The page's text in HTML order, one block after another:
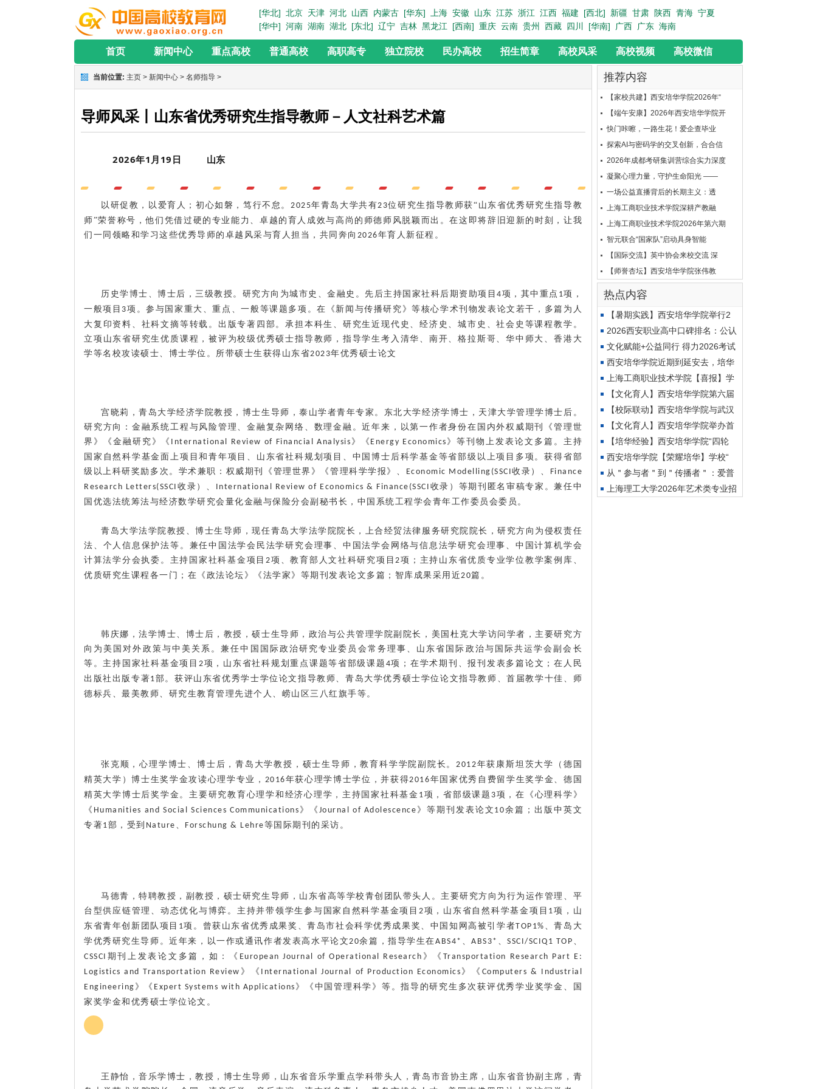
[华北] 北京 天津 河北 山西 内蒙古 [华东] 上海 安徽 山东 江苏 浙江 江西 福建 [西北] 新疆 甘肃 陕西 青海 宁夏
[华中] 河南 湖南 湖北 [东北] 辽宁 吉林 黑龙江 [西南] 重庆 云南 贵州 西藏 四川 [华南] 广西 广东 海南
首页 新闻中心 重点高校 普通高校 高职高专 独立院校 民办高校 招生简章 高校风采 高校视频 高校微信
当前位置: 主页 > 新闻中心 > 名师指导 >
导师风采丨山东省优秀研究生指导教师－人文社科艺术篇
2026年1月19日 山东
以研促教，以爱育人；初心如磐，笃行不怠。2025年青岛大学共有23位研究生指导教师获“ 山东省优秀研究生指导教
师”荣誉称号，他们凭借过硬的专业能力、卓越的育人成效与高尚的师德师风脱颖而出。在这即将辞旧迎新的时刻，让我
们一同领略和学习这些优秀导师的卓越风采与育人担当 ，共同奔向 2026年育人新征程。
历史学博士、博士后，三级教授。研究方向为城市史、金融史。先后主持国家社科后期资助项目 4项， 其中重点 1项，
一般项目 3项。参与国家重大、重点、一般等课题多项。在《新闻与传播研究》等核心学术刊物发表论文若干，多篇为人
大复印资料、社科文摘等转载。出版专著四部。承担本科生、研究生近现代史、经济史、城市史、社会史等课程教学。
立项山东省研究生优质课程，被评为校级优秀硕士指导教师，指导学生考入清华、南开、格拉斯哥、华中师大、香港大
学等名校攻读硕士、博士学位 。所带硕士生获得山东省2023年优秀硕士论文
宫晓莉，青岛大学经济学院教授，博士生导师，泰山学者青年专家。东北大学经济学博士，天津大学管理学博士后。
研究方向：金融系统工程与风险管理、金融复杂网络、数理金融。近年来，以第一作者身份在国内外权威期刊《管理世
界》《金融研究》《 International Review of Financial Analysis 》《 Energy Economics 》等刊物上发表论文多篇。主持
国家自然科学基金面上项目和青年项目、山东省社科规划项目、中国博士后科学基金等省部级以上项目多项。获得省部
级以上科研奖励多次。学术兼职：权威期刊《管理世界》《管理科学学报》、 Economic Modelling(SSCI收录）、 Finance
Research Letters(SSCI 收录）、 International Review of Economics & Finance(SSCI 收录）等期刊匿名审稿专家。兼任中
国优选法统筹法与经济数学研究会量化金融与保险分会副秘书长，中国系统工程学会青年工作委员会委员。
青岛大学法学院教授、博士生导师，现任青岛大学法学院院长，上合经贸法律服务研究院院长，研究方向为侵权责任
法、个人信息保护法等。兼任中国法学会民法学研究会理事、中国法学会网络与信息法学研究会理事、中国计算机学会
计算法学分会执委。主持国家社科基金项目2项、教育部人文社科研究项目2项 ；主持山东省优质专业学位教学案例库、
优质研究生课程各一门；在《政法论坛》《法学家》等期刊发表论文多篇；智库成果采用近20篇。
韩庆娜，法学博士、博士后，教授，硕士生导师，政治与公共管理学院副院长，美国杜克大学访问学者，主要研究方
向为美国对外政策与中美关系。兼任中国国际政治研究专业委员会常务理事、山东省国际政治与国际共运学会副会长
等。主持国家社科基金项目 2项，山东省社科规划重点课题等省部级课题 4项；在学术期刊、报刊发表多篇论文；在人民
出版社出版专著1部。获评山东省优秀学士学位论文指导教师 、青岛大学优秀硕士学位论文指导教师、首届教学十佳、师
德标兵、最美教师、研究生教育管理先进个人、崂山区三八红旗手等。
张克顺，心理学博士、博士后，青岛大学教授，硕士生导师，教育科学学院副院长。2012年获康斯坦茨大学（德国
精英大学）博士生奖学金攻读心理学专业， 2016年获心理学博士学位，并获得2016年国家优秀自费留学生奖学金、德国
精英大学博士后奖学金。主要研究教育心理学和经济心理学，主持国家社科基金 1项，省部级课题 3项，在《心理科学 》
《 Humanities and Social Sciences Communications 》《 Journal of Adolescence 》等期刊发表论文 10余篇；出版中英文
专著1部 ，受到 Nature 、 Forschung & Lehre等国际期刊的采访 。
马德青 ，特聘教授，副教授，硕士研究生导师，山东省高等学校青创团队带头人。主要研究方向为行为运作管理、平
台型供应链管理、动态优化与博弈。主持并带领学生参与国家自然科学基金项目 2项，山东省自然科学基金项目 1项，山
东省青年创新团队项目 1项。曾获山东省优秀成果奖、青岛市社会科学优秀成果奖、中国知网高被引学者TOP1% 、青岛大
学优秀研究生导师。近年来，以一作或通讯作者发表高水平论文20余篇，指导学生在ABS4* 、ABS3* 、SSCI/SCIQ1 TOP 、
CSSCI 期刊上发表论文多篇，如：《 European Journal of Operational Research 》《 Transportation Research Part E:
Logistics and Transportation Review 》《 International Journal of Production Economics 》《 Computers & Industrial
Engineering 》《 Expert Systems with Applications 》《中国管理科学》等。指导的研究生多次获评优秀学业奖学金、国
家奖学金和优秀硕士学位论文。
王静怡，音乐学博士，教授，博士生导师 ，山东省音乐学重点学科带头人，青岛市音协主席，山东省音协副主席，青
推荐内容
【家校共建】西安培华学院2026年“
【端午安康】2026年西安培华学院开
快门咔嚓，一路生花！爱企查毕业
探索AI与密码学的交叉创新，合合信
2026年成都考研集训营综合实力深度
凝聚心理力量，守护生命阳光 ——
一场公益直播背后的长期主义：透
上海工商职业技术学院深耕产教融
上海工商职业技术学院2026年第六期
智元联合“国家队”启动具身智能
【国际交流】英中协会来校交流 深
【师誉杏坛】西安培华学院张伟教
热点内容
【暑期实践】西安培华学院举行2
2026西安职业高中口碑排名：公认
靠 文化赋能+公益同行 得力2026考试
季 西安培华学院近期到延安去，培华
上海工商职业技术学院【喜报】学
【文化育人】西安培华学院第六届
【校际联动】西安培华学院与武汉
【文化育人】西安培华学院举办首
【培华经验】西安培华学院“四轮
西安培华学院【荣耀培华】学校“
从＂参与者＂到＂传播者＂：爱普
上海理工大学2026年艺术类专业招